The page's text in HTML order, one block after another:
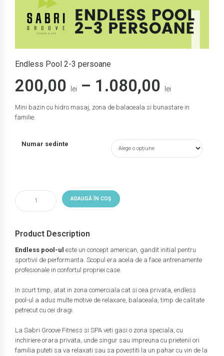
Endless Pool 2-3 persoane
200,00 lei – 1.080,00 lei
de
până
Mini bazin cu hidro masaj, zona de balaceala si bunastare in
familie.
Numar sedinte
Endless
3
ADAUGĂ ÎN COȘ
Product Description
Endless pool-ul este un concept american, gandit initial pentru
sportivii de performanta. Scopul era acela de a face antrenamente
profesionale in confortul propriei case.
In scurt timp, atat in zona comerciala cat si cea privata, endless
pool-ul a adus multe motive de relaxare, balaceala, timp de calitate
petrecut cu cei dragi.
La Sabri Groove Fitness si SPA veti gasi o zona speciala, cu
inchiriere orara privata, unde singur sau impreuna cu prietenii ori
familia puteti sa va relaxati sau sa povestiti la un pahar cu vin de la